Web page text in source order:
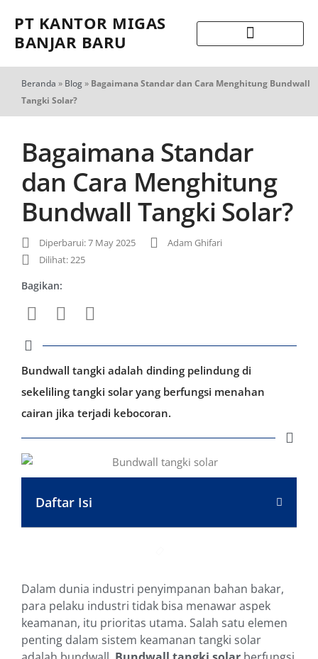
PT KANTOR MIGAS
BANJAR BARU
Beranda » Blog» Bagaimana Standar dan Cara Menghitung Bundwall
Tangki Solar?
Bagaimana Standar
dan Cara Menghitung
Bundwall Tangki Solar?
Diperbarui: 7 May 2025
Adam Ghifari
Dilihat: 225
Bagikan:
Bundwall tangki adalah dinding pelindung di
sekeliling tangki solar yang berfungsi menahan
cairan jika terjadi kebocoran.
Daftar Isi
Dalam dunia industri penyimpanan bahan bakar,
para pelaku industri tidak bisa menawar aspek
keamanan, itu prioritas utama. Salah satu elemen
penting dalam sistem keamanan tangki solar